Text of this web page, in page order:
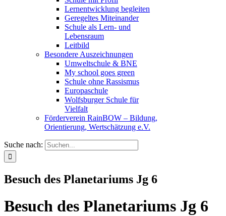
Lernentwicklung begleiten
Geregeltes Miteinander
Schule als Lern- und
Lebensraum
Leitbild
Besondere Auszeichnungen
Umweltschule & BNE
My school goes green
Schule ohne Rassismus
Europaschule
Wolfsburger Schule für
Vielfalt
Förderverein RainBOW – Bildung,
Orientierung, Wertschätzung e.V.
Suche nach:
Besuch des Planetariums Jg 6
Besuch des Planetariums Jg 6